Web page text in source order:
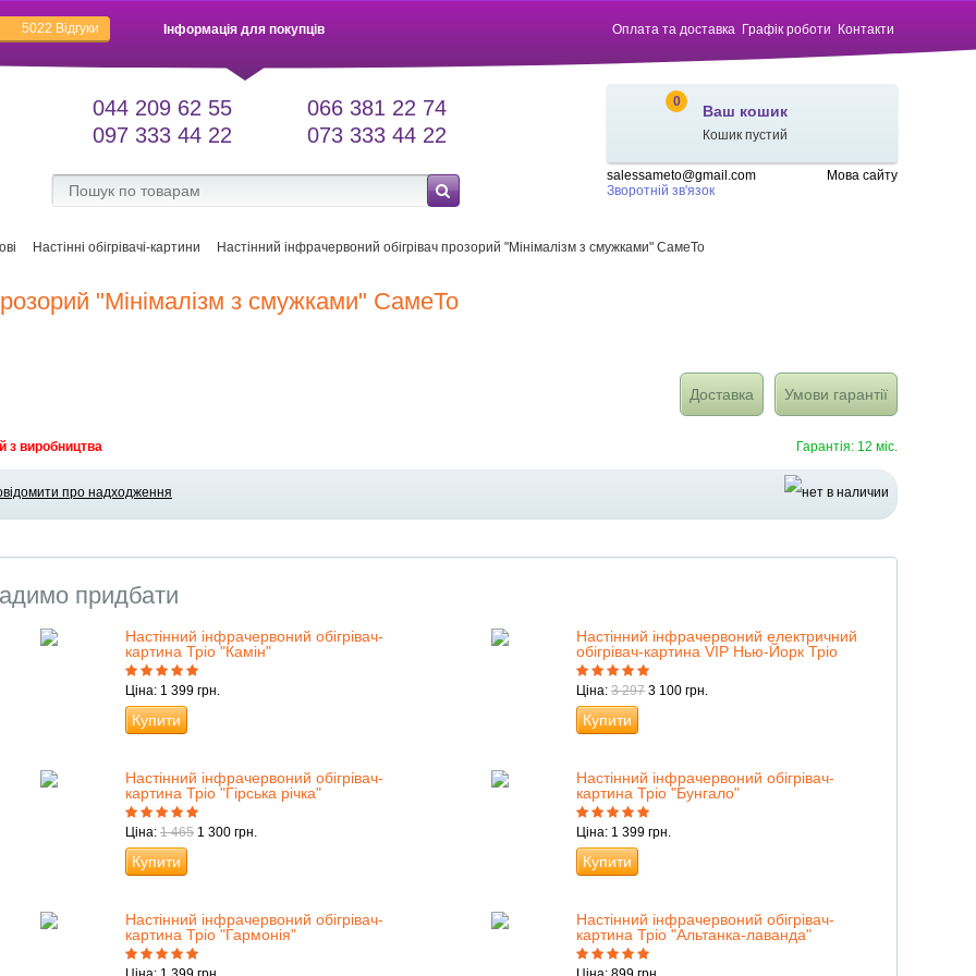
5022 Відгуки Оплата та доставка Графік роботи Контакти
Інформація для покупців
0
Ваш кошик
Кошик пустий
salessameto@gmail.com
Зворотній зв'язок
Мова сайту
044 209 62 55
097 333 44 22
066 381 22 74
073 333 44 22
Настінні обігрівачі-картини Настінний інфрачервоний обігрівач прозорий "Мінімалізм з смужками" СамеТо
"Мінімалізм з смужками" СамеТо
Доставка Умови гарантії
з виробництва Гарантія: 12 міс.
про надходження
придбати
Настінний інфрачервоний обігрівач-
картина Тріо "Камін"
Ціна: 1 399 грн.
Купити
Настінний інфрачервоний електричний
обігрівач-картина VIP Нью-Йорк Тріо
Ціна: 3 297 3 100 грн.
Купити
Настінний інфрачервоний обігрівач-
картина Тріо "Гірська річка"
Ціна: 1 465 1 300 грн.
Купити
Настінний інфрачервоний обігрівач-
картина Тріо "Бунгало"
Ціна: 1 399 грн.
Купити
Настінний інфрачервоний обігрівач-
картина Тріо "Гармонія"
Настінний інфрачервоний обігрівач-
картина Тріо "Альтанка-лаванда"